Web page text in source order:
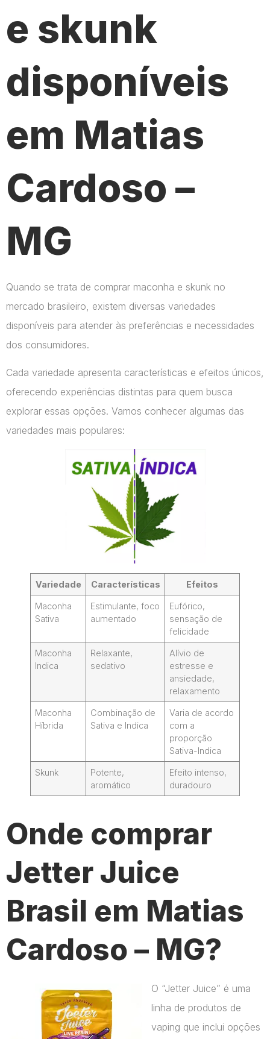
e skunk
disponíveis
em Matias
Cardoso –
MG
Quando se trata de comprar maconha e skunk no
mercado brasileiro, existem diversas variedades
disponíveis para atender às preferências e necessidades
dos consumidores.
Cada variedade apresenta características e efeitos únicos,
oferecendo experiências distintas para quem busca
explorar essas opções. Vamos conhecer algumas das
variedades mais populares:
Variedade Características Efeitos
Maconha
Sativa
Estimulante, foco
aumentado
Eufórico,
sensação de
felicidade
Maconha
Indica
Relaxante,
sedativo
Alívio de
estresse e
ansiedade,
relaxamento
Maconha
Híbrida
Combinação de
Sativa e Indica
Varia de acordo
com a
proporção
Sativa-Indica
Skunk
Potente,
aromático
Efeito intenso,
duradouro
Onde comprar
Jetter Juice
Brasil em Matias
Cardoso – MG?
O “Jetter Juice” é uma
linha de produtos de
vaping que inclui opções